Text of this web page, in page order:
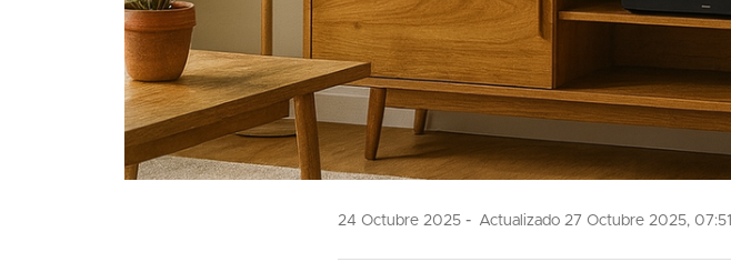
24 Octubre 2025 Actualizado 27 Octubre 2025, 07:51